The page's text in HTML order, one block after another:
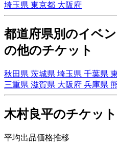
埼玉県 東京都 大阪府
都道府県別のイベ
の他のチケット
秋田県 茨城県 埼玉県 千葉県
三重県 滋賀県 大阪府 兵庫県
木村良平のチケッ
平均出品価格推移